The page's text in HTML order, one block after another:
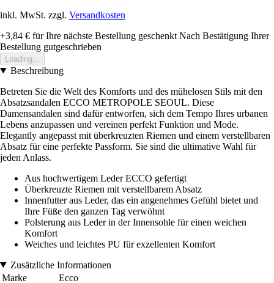
inkl. MwSt. zzgl. Versandkosten
+3,84 € für Ihre nächste Bestellung geschenkt Nach Bestätigung Ihrer
Bestellung gutgeschrieben
Loading...
Beschreibung
Betreten Sie die Welt des Komforts und des mühelosen Stils mit den
Absatzsandalen ECCO METROPOLE SEOUL. Diese
Damensandalen sind dafür entworfen, sich dem Tempo Ihres urbanen
Lebens anzupassen und vereinen perfekt Funktion und Mode.
Elegantly angepasst mit überkreuzten Riemen und einem verstellbaren
Absatz für eine perfekte Passform. Sie sind die ultimative Wahl für
jeden Anlass.
Aus hochwertigem Leder ECCO gefertigt
Überkreuzte Riemen mit verstellbarem Absatz
Innenfutter aus Leder, das ein angenehmes Gefühl bietet und
Ihre Füße den ganzen Tag verwöhnt
Polsterung aus Leder in der Innensohle für einen weichen
Komfort
Weiches und leichtes PU für exzellenten Komfort
Zusätzliche Informationen
Marke
Ecco